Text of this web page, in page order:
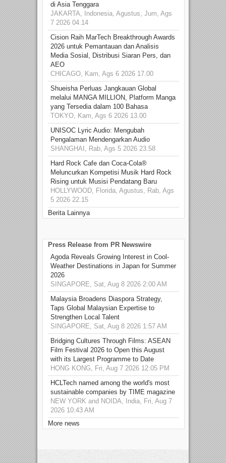
di Asia Tenggara
JAKARTA, Indonesia, Agustus, Jum, Ags
7 2026 04.14
Cision Raih MarTech Breakthrough Awards
2026 untuk Pemantauan dan Analisis
Media Sosial, Distribusi Siaran Pers, dan
AEO
CHICAGO, Kam, Ags 6 2026 17.00
Shueisha Perluas Jangkauan Global
melalui MANGA MILLION, Platform Manga
yang Tersedia dalam 100 Bahasa
TOKYO, Kam, Ags 6 2026 13.00
UNISOC Lyric Audio: Mengubah
Pengalaman Mendengarkan Audio
SHANGHAI, Rab, Ags 5 2026 23.58
Hard Rock Cafe dan Coca-Cola®
Meluncurkan Kompetisi Musik Hard Rock
Rising untuk Musisi Pendatang Baru
HOLLYWOOD, Florida, Agustus, Rab, Ags
5 2026 22.15
Berita Lainnya
Press Release from PR Newswire
Agoda Reveals Growing Interest in Cool-
Weather Destinations in Japan for Summer
2026
SINGAPORE, Sat, Aug 8 2026 2:00 AM
Malaysia Broadens Diaspora Strategy,
Taps Global Malaysian Expertise to
Strengthen Local Talent
SINGAPORE, Sat, Aug 8 2026 1:57 AM
Bridging Cultures Through Films: ASEAN
Film Festival 2026 to Open this August
with its Largest Programme to Date
HONG KONG, Fri, Aug 7 2026 12:05 PM
HCLTech named among the world's most
sustainable companies by TIME magazine
NEW YORK and NOIDA, India, Fri, Aug 7
2026 10:43 AM
More news